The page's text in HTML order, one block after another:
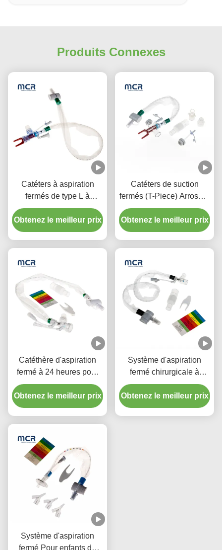
Produits Connexes
Catéters à aspiration
fermés de type L à
rinçage automatique 10 à
72 heures Coude pivotant
double pour l'hôpital
Obtenez le meilleur prix
Catéters de suction
fermés (T-Piece) Arroseur
automatique 72H Pour
adulte
Obtenez le meilleur prix
Catéthère d'aspiration
fermé à 24 heures pour
enfant avec trois
connecteurs en pièce Y
Obtenez le meilleur prix
Système d'aspiration
fermé chirurgicale à
usage unique Nouveaux-
nés/pédiatrie-coudes
Obtenez le meilleur prix
Système d'aspiration
fermé Pour enfants de